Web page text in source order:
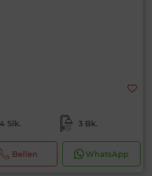
4 Slk. 3 Bk.
Bellen WhatsApp